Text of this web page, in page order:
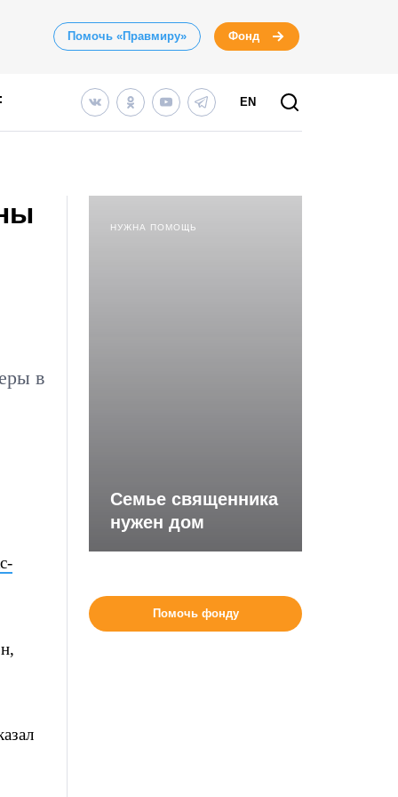
Помочь «Правмиру» Фонд
EN
в
НУЖНА ПОМОЩЬ
Семье священника
нужен дом
Помочь фонду